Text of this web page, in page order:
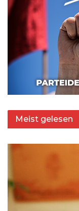
Meist gelesen